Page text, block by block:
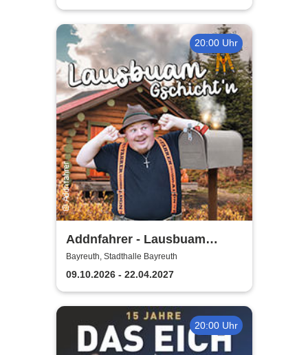
20:00 Uhr
Addnfahrer - Lausbuam
Gschicht'n
Bayreuth, Stadthalle Bayreuth
09.10.2026 - 22.04.2027
20:00 Uhr